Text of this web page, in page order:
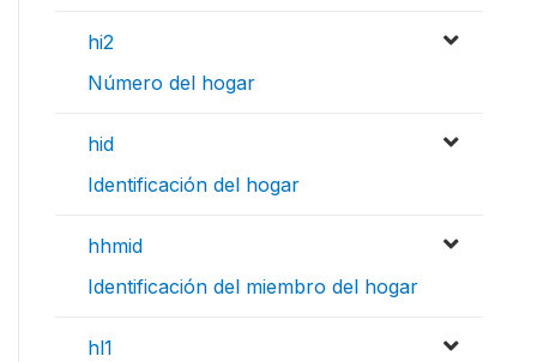
hi2
Número del hogar
hid
Identificación del hogar
hhmid
Identificación del miembro del hogar
hl1